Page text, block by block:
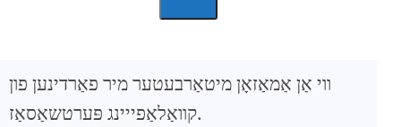
ווי אַן אַמאַזאָן מיטאַרבעטער מיר פאַרדינען פון
קוואַלאַפייינג פּערטשאַסאַז.